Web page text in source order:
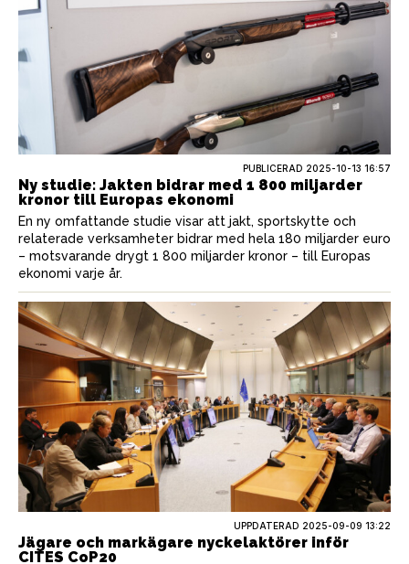
PUBLICERAD 2025-10-13 16:57
Ny studie: Jakten bidrar med 1 800 miljarder
kronor till Europas ekonomi
En ny omfattande studie visar att jakt, sportskytte och
relaterade verksamheter bidrar med hela 180 miljarder euro
– motsvarande drygt 1 800 miljarder kronor – till Europas
ekonomi varje år.
UPPDATERAD 2025-09-09 13:22
Jägare och markägare nyckelaktörer inför
CITES CoP20